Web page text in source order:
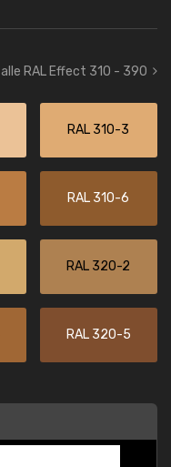
alle RAL Effect 310 - 390
RAL 310-3
RAL 310-6
RAL 320-2
RAL 320-5